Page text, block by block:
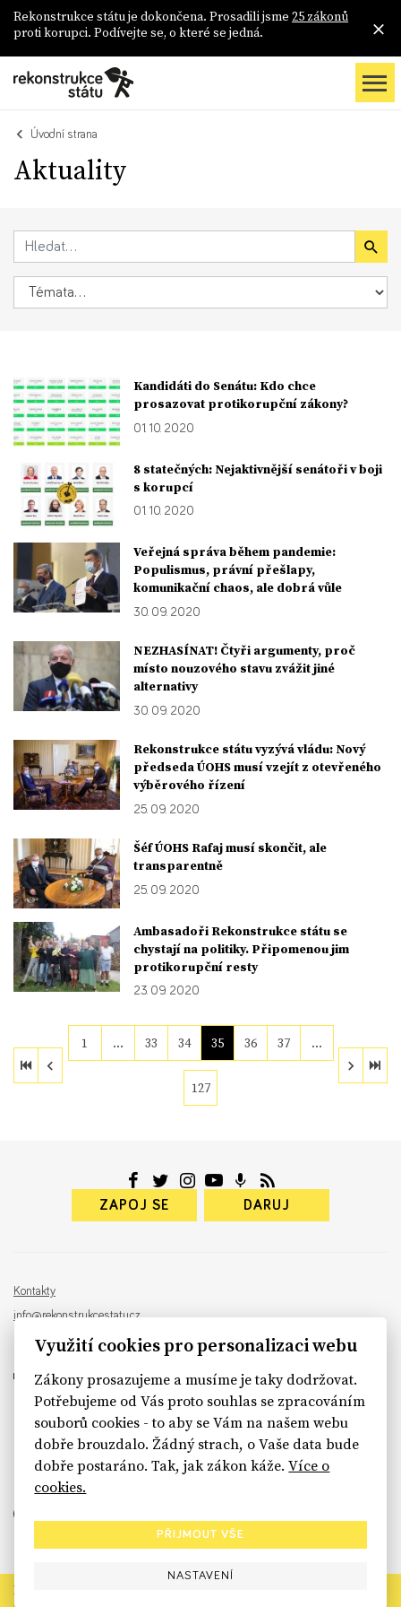
Rekonstrukce státu je dokončena. Prosadili jsme 25 zákonů
proti korupci. Podívejte se, o které se jedná.
Úvodní strana
Aktuality
Kandidáti do Senátu: Kdo chce
prosazovat protikorupční zákony?
01. 10. 2020
8 statečných: Nejaktivnější senátoři v boji
s korupcí
01. 10. 2020
Veřejná správa během pandemie:
Populismus, právní přešlapy,
komunikační chaos, ale dobrá vůle
30. 09. 2020
NEZHASÍNAT! Čtyři argumenty, proč
místo nouzového stavu zvážit jiné
alternativy
30. 09. 2020
Rekonstrukce státu vyzývá vládu: Nový
předseda ÚOHS musí vzejít z otevřeného
výběrového řízení
25. 09. 2020
Šéf ÚOHS Rafaj musí skončit, ale
transparentně
25. 09. 2020
Ambasadoři Rekonstrukce státu se
chystají na politiky. Připomenou jim
protikorupční resty
23. 09. 2020
1 … 33 34 35 36 37 …
127
ZAPOJ SE DARUJ
Kontakty
info@rekonstrukcestatu.cz
Návrh a vývoj: Sinfin , ilustrace:
sinfin.digital
Rekonstrukce státu končí. Její členské organizace však dál
Využití cookies pro personalizaci webu
Zákony prosazujeme a musíme je taky dodržovat.
Potřebujeme od Vás proto souhlas se zpracováním
souborů cookies - to aby se Vám na našem webu
dobře brouzdalo. Žádný strach, o Vaše data bude
dobře postaráno. Tak, jak zákon káže.Více o
cookies.
PŘIJMOUT VŠE
NASTAVENÍ